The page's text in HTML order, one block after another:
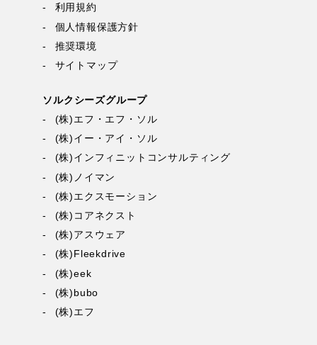
利用規約
個人情報保護方針
推奨環境
サイトマップ
ソルクシーズグループ
(株)エフ・エフ・ソル
(株)イー・アイ・ソル
(株)インフィニットコンサルティング
(株)ノイマン
(株)エクスモーション
(株)コアネクスト
(株)アスウェア
(株)Fleekdrive
(株)eek
(株)bubo
(株)エフ